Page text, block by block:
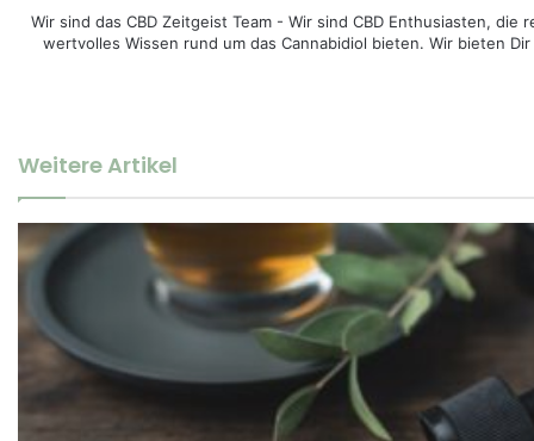
Wir sind das CBD Zeitgeist Team - Wir sind CBD Enthusiasten,
wertvolles Wissen rund um das Cannabidiol bieten. Wir bieten
Weitere Artikel